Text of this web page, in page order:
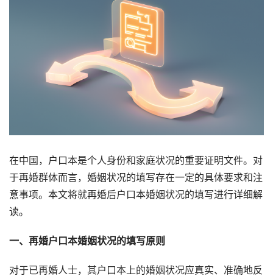
在中国，户口本是个人身份和家庭状况的重要证明文件。对
于再婚群体而言，婚姻状况的填写存在一定的具体要求和注
意事项。本文将就再婚后户口本婚姻状况的填写进行详细解
读。
一、再婚户口本婚姻状况的填写原则
对于已再婚人士，其户口本上的婚姻状况应真实、准确地反